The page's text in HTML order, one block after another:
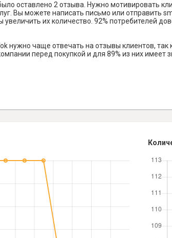
оставлено 2 отзыва. Нужно мотивировать
Вы можете написать письмо или отправить
увеличить их количество. 92% потребителей
нужно чаще отвечать на отзывы клиентов, так
перед покупкой и для 89% из них имеет